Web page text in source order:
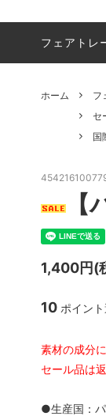
コス
ギフト
フェアトレ
ホーム
フ
セ
国
1,400円(
10 ポイン
素材の成分
セール品は
●生産国：